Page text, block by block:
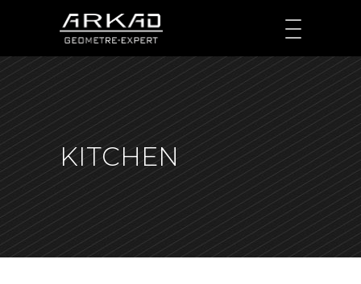
KITCHEN